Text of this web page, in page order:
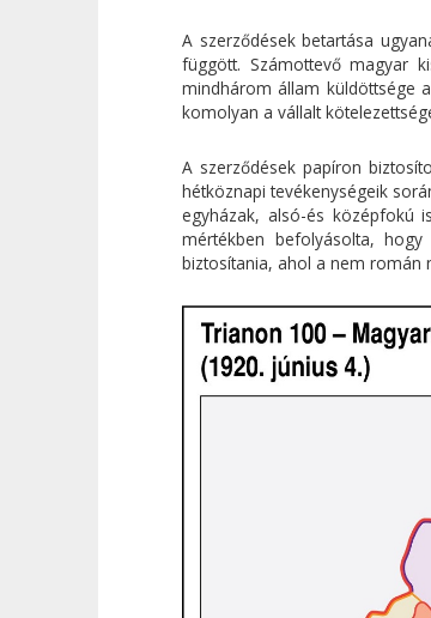
A szerződések betartása
függött. Számottevő magyar
mindhárom állam küldöttsége
komolyan a vállalt
A szerződések papíron
hétköznapi tevékenységeik
egyházak, alsó-és középfokú
mértékben befolyásolta,
biztosítania, ahol a nem román